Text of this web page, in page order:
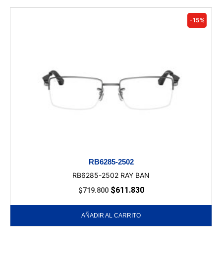
-15%
RB6285-2502
RB6285-2502 RAY BAN
$719.800 $611.830
AÑADIR AL CARRITO